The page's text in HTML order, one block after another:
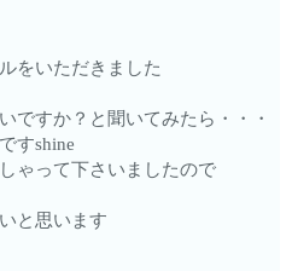
をいただきました
ですか？と聞いてみたら・・・
すshine
ゃって下さいましたので
と思います